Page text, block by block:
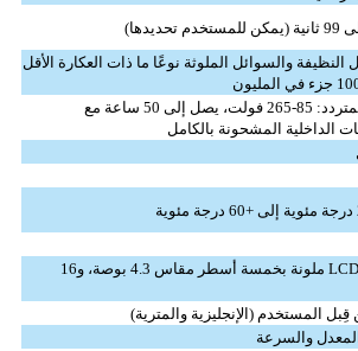
النظيفة والسوائل الملوثة نوعًا ما ذات العكارة الأقل
التيار المتردد: 85-265 فولت، يصل إلى 50 ساعة مع
الداخلية المشحونة بالكامل
شاشة LCD ملونة بخمسة أسطر مقاس 4.3 بوصة، و16
قِبل المستخدم (الإنجليزية والمترية)
والسرعة